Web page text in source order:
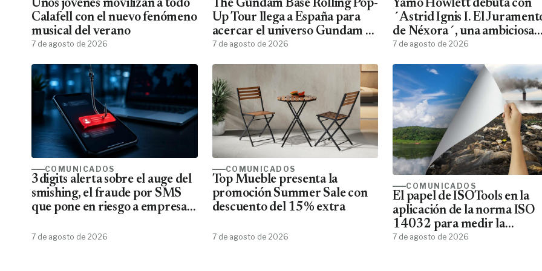
Unos jóvenes movilizan a todo
Calafell con el nuevo fenómeno
musical del verano
7 de agosto de 2026
The Gundam Base Rolling Pop-
Up Tour llega a España para
acercar el universo Gundam a
todos los fans
7 de agosto de 2026
Yamo Howlett debuta con
´Astrid Ignis I. El
de Néxora´, una ambiciosa
saga de fantasía y ciencia
7 de agosto de 2026
COMUNICADOS
3digits alerta sobre el auge del
smishing, el fraude por SMS
que pone en riesgo a empresas
7 de agosto de 2026
COMUNICADOS
Top Mueble presenta la
promoción Summer Sale con
descuento del 15% extra
7 de agosto de 2026
COMUNICADOS
El papel de ISOTools en la
aplicación de la norma ISO
14032 para medir la
sostenibilidad empresarial
7 de agosto de 2026